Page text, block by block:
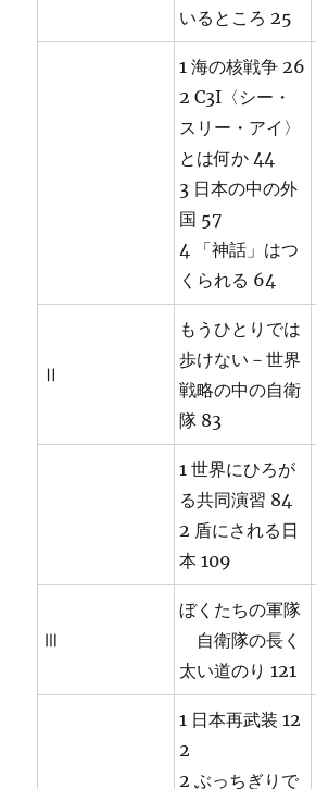
いるところ 25
1 海の核戦争 26
2 C3I〈シー・
スリー・アイ〉
とは何か 44
3 日本の中の外
国 57
4 「神話」はつ
くられる 64
Ⅱ
もうひとりでは
歩けない－世界
戦略の中の自衛
隊 83
1 世界にひろが
る共同演習 84
2 盾にされる日
本 109
Ⅲ
ぼくたちの軍隊
自衛隊の長く
太い道のり 121
1 日本再武装 12
2
2 ぶっちぎりで